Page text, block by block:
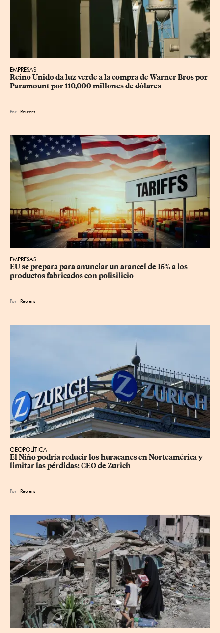
EMPRESAS
Reino Unido da luz verde a la compra de Warner Bros por
Paramount por 110,000 millones de dólares
Por Reuters
EMPRESAS
EU se prepara para anunciar un arancel de 15% a los
productos fabricados con polisilicio
Por Reuters
GEOPOLÍTICA
El Niño podría reducir los huracanes en Norteamérica y
limitar las pérdidas: CEO de Zurich
Por Reuters